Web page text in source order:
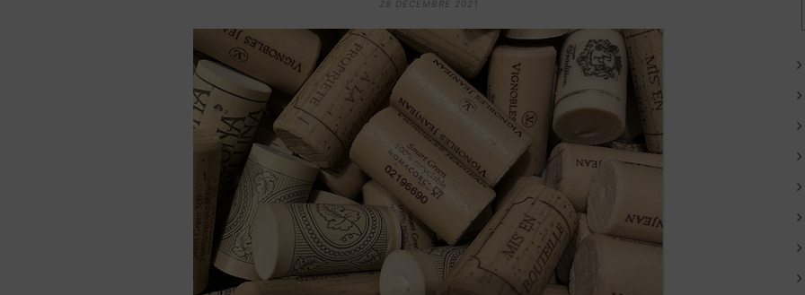
28 DÉCEMBRE 2021